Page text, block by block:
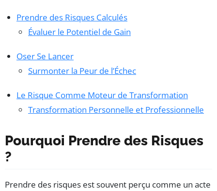
Prendre des Risques Calculés
Évaluer le Potentiel de Gain
Oser Se Lancer
Surmonter la Peur de l’Échec
Le Risque Comme Moteur de Transformation
Transformation Personnelle et Professionnelle
Pourquoi Prendre des Risques
?
Prendre des risques est souvent perçu comme un acte